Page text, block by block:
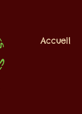
Accueil